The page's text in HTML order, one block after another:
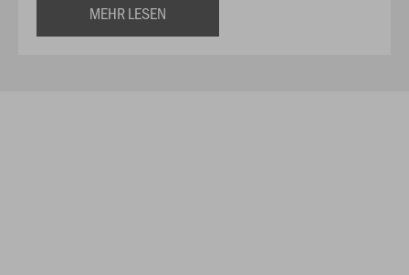
MEHR LESEN